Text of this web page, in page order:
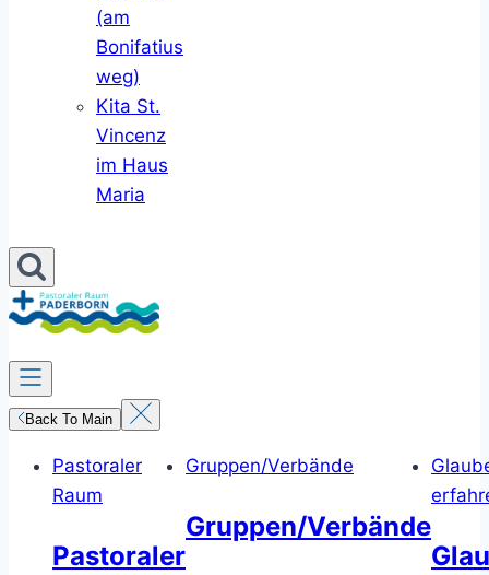
(am
Bonifatius
weg)
Kita St.
Vincenz
im Haus
Maria
Back To Main
Pastoraler
Raum
Pastoraler
Gruppen/Verbände
Gruppen/Verbände